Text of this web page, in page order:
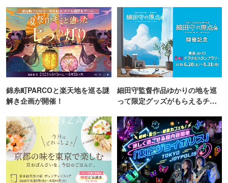
錦糸町PARCOと楽天地を巡る謎
解き企画が開催！
細田守監督作品ゆかりの地を巡
って限定グッズがもらえるチャ